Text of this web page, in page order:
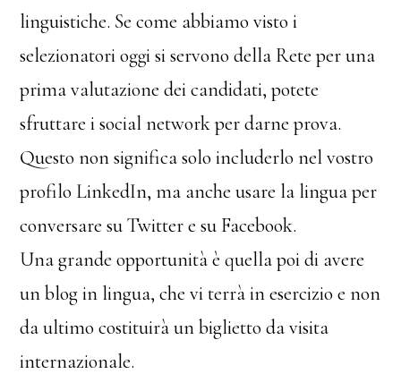
linguistiche. Se come abbiamo visto i
selezionatori oggi si servono della Rete per una
prima valutazione dei candidati, potete
sfruttare i social network per darne prova.
Questo non significa solo includerlo nel vostro
profilo LinkedIn, ma anche usare la lingua per
conversare su Twitter e su Facebook.
Una grande opportunità è quella poi di avere
un blog in lingua, che vi terrà in esercizio e non
da ultimo costituirà un biglietto da visita
internazionale.